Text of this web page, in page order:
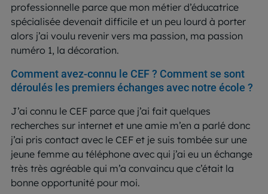
professionnelle parce que mon métier d’éducatrice
spécialisée devenait difficile et un peu lourd à porter
alors j’ai voulu revenir vers ma passion, ma passion
numéro 1, la décoration.
Comment avez-connu le CEF ? Comment se sont
déroulés les premiers échanges avec notre école ?
J’ai connu le CEF parce que j’ai fait quelques
recherches sur internet et une amie m’en a parlé donc
j’ai pris contact avec le CEF et je suis tombée sur une
jeune femme au téléphone avec qui j’ai eu un échange
très très agréable qui m’a convaincu que c’était la
bonne opportunité pour moi.